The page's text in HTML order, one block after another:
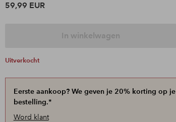
59,99 EUR
In winkelwagen
Uitverkocht
Eerste aankoop? We geven je 20% korting op je
bestelling.*
Word klant